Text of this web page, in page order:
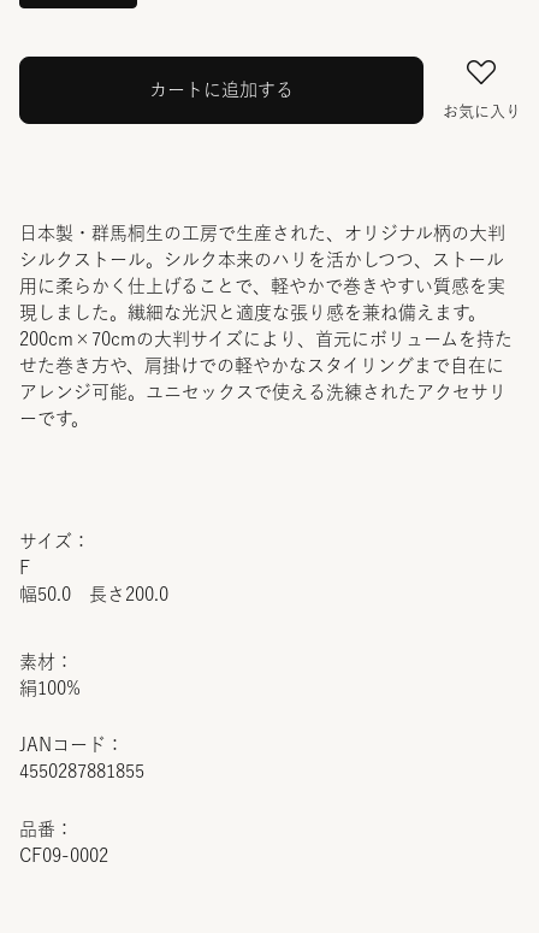
JANコード：
4550287881855
品番：
CF09-0002
カートに追加する
お気に入り
日本製・群馬桐生の工房で生産された、オリジナル柄の大判
シルクストール。シルク本来のハリを活かしつつ、ストール
用に柔らかく仕上げることで、軽やかで巻きやすい質感を実
現しました。繊細な光沢と適度な張り感を兼ね備えます。
200cm×70cmの大判サイズにより、首元にボリュームを持た
せた巻き方や、肩掛けでの軽やかなスタイリングまで自在に
アレンジ可能。ユニセックスで使える洗練されたアクセサリ
ーです。
サイズ：
F
幅50.0 長さ200.0
素材：
絹100%